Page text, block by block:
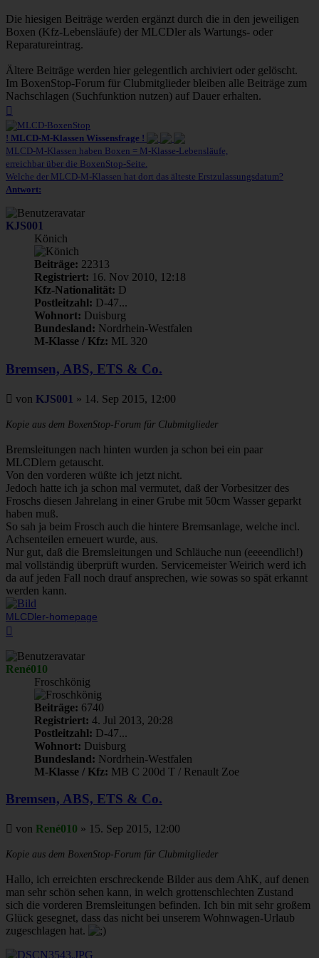
Die hiesigen Beiträge werden ergänzt durch die in den jeweiligen
Boxen (Kfz-Lebensläufe) der MLCDler als Wartungs- oder
Reparatureintrag.
Ältere Beiträge werden hier gelegentlich archiviert oder gelöscht.
Im BoxenStop-Forum für Clubmitglieder bleiben alle Beiträge zum
Nachschlagen (Suchfunktion nutzen) auf Dauer erhalten.
oben
! MLCD-M-Klassen Wissensfrage !
MLCD-M-Klassen haben Boxen = M-Klasse-Lebensläufe,
erreichbar über die BoxenStop-Seite.
Welche der MLCD-M-Klassen hat dort das älteste Erstzulassungsdatum?
Antwort:
KJS001
Könich
Beiträge: 22313
Registriert: 16. Nov 2010, 12:18
Kfz-Nationalität: D
Postleitzahl: D-47...
Wohnort: Duisburg
Bundesland: Nordrhein-Westfalen
M-Klasse / Kfz: ML 320
Bremsen, ABS, ETS & Co.
Beitrag
von KJS001 » 14. Sep 2015, 12:00
Kopie aus dem BoxenStop-Forum für Clubmitglieder
Bremsleitungen nach hinten wurden ja schon bei ein paar
MLCDlern getauscht.
Von den vorderen wüßte ich jetzt nicht.
Jedoch hatte ich ja schon mal vermutet, daß der Vorbesitzer des
Froschs diesen Jahrelang in einer Grube mit 50cm Wasser geparkt
haben muß.
So sah ja beim Frosch auch die hintere Bremsanlage, welche incl.
Achsenteilen erneuert wurde, aus.
Nur gut, daß die Bremsleitungen und Schläuche nun (eeeendlich!)
mal vollständig überprüft wurden. Servicemeister Weirich werd ich
da auf jeden Fall noch drauf ansprechen, wie sowas so spät erkannt
werden kann.
MLCDler-homepage
René010
Froschkönig
Beiträge: 6740
Registriert: 4. Jul 2013, 20:28
Postleitzahl: D-47...
Wohnort: Duisburg
Bundesland: Nordrhein-Westfalen
M-Klasse / Kfz: MB C 200d T / Renault Zoe
Bremsen, ABS, ETS & Co.
Beitrag
von René010 » 15. Sep 2015, 12:00
Kopie aus dem BoxenStop-Forum für Clubmitglieder
Hallo, ich erreichten erschreckende Bilder aus dem AhK, auf denen
man sehr schön sehen kann, in welch grottenschlechten Zustand
sich die vorderen Bremsleitungen befinden. Ich bin mit sehr großem
Glück gesegnet, dass das nicht bei unserem Wohnwagen-Urlaub
zugeschlagen hat.